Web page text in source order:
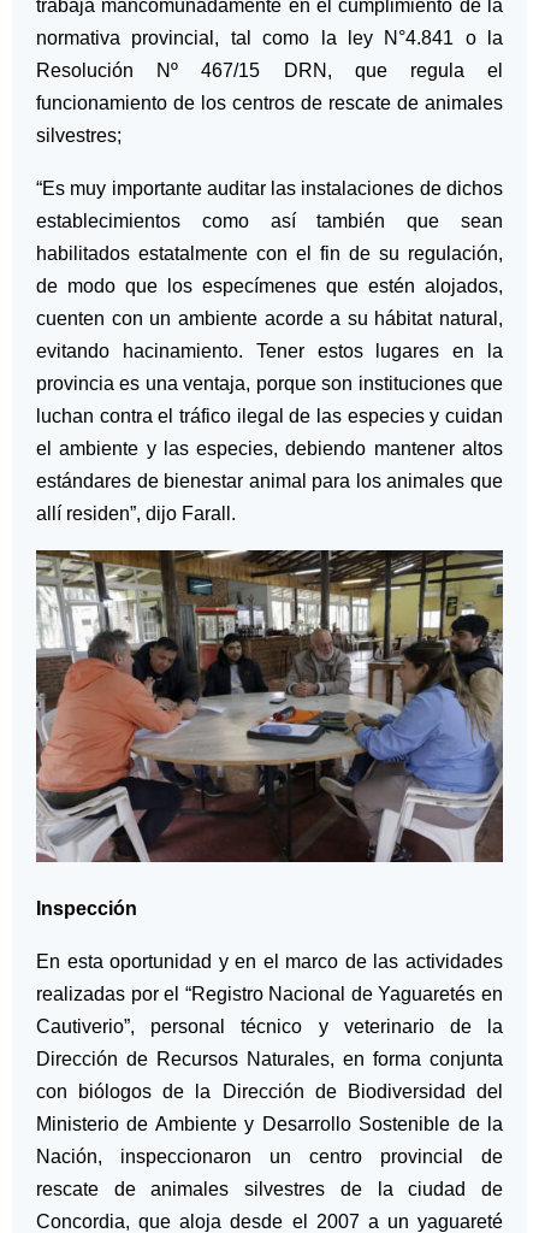
trabaja mancomunadamente en el cumplimiento de la
normativa provincial, tal como la ley N°4.841 o la
Resolución Nº 467/15 DRN, que regula el
funcionamiento de los centros de rescate de animales
silvestres;
“Es muy importante auditar las instalaciones de dichos
establecimientos como así también que sean
habilitados estatalmente con el fin de su regulación,
de modo que los especímenes que estén alojados,
cuenten con un ambiente acorde a su hábitat natural,
evitando hacinamiento. Tener estos lugares en la
provincia es una ventaja, porque son instituciones que
luchan contra el tráfico ilegal de las especies y cuidan
el ambiente y las especies, debiendo mantener altos
estándares de bienestar animal para los animales que
allí residen”, dijo Farall.
Inspección
En esta oportunidad y en el marco de las actividades
realizadas por el “Registro Nacional de Yaguaretés en
Cautiverio”, personal técnico y veterinario de la
Dirección de Recursos Naturales, en forma conjunta
con biólogos de la Dirección de Biodiversidad del
Ministerio de Ambiente y Desarrollo Sostenible de la
Nación, inspeccionaron un centro provincial de
rescate de animales silvestres de la ciudad de
Concordia, que aloja desde el 2007 a un yaguareté